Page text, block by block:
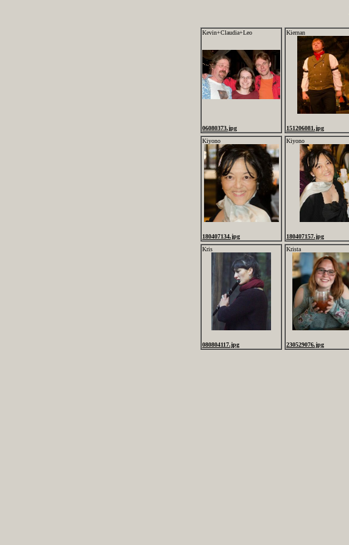
Kevin+Claudia+Leo
06080373.jpg
Kiernan
151206081.jpg
Kiyono
180407134.jpg
Kiyono
180407157.jpg
Kris
080804117.jpg
Krista
230529076.jpg